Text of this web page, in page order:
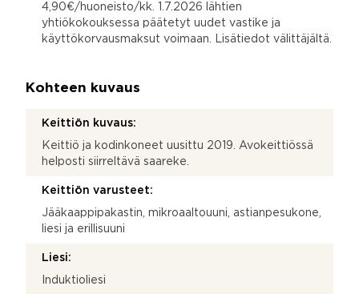
4,90€/huoneisto/kk. 1.7.2026 lähtien
yhtiökokouksessa päätetyt uudet vastike ja
käyttökorvausmaksut voimaan. Lisätiedot välittäjältä.
Kohteen kuvaus
Keittiön kuvaus:
Keittiö ja kodinkoneet uusittu 2019. Avokeittiössä
helposti siirreltävä saareke.
Keittiön varusteet:
Jääkaappipakastin, mikroaaltouuni, astianpesukone,
liesi ja erillisuuni
Liesi:
Induktioliesi